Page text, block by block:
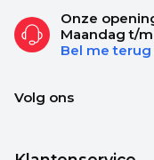
Onze
Maandag t/
Bel me terug
Volg ons